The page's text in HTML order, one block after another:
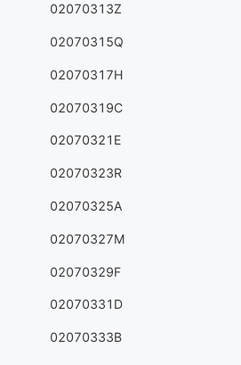
02070313Z
02070315Q
02070317H
02070319C
02070321E
02070323R
02070325A
02070327M
02070329F
02070331D
02070333B